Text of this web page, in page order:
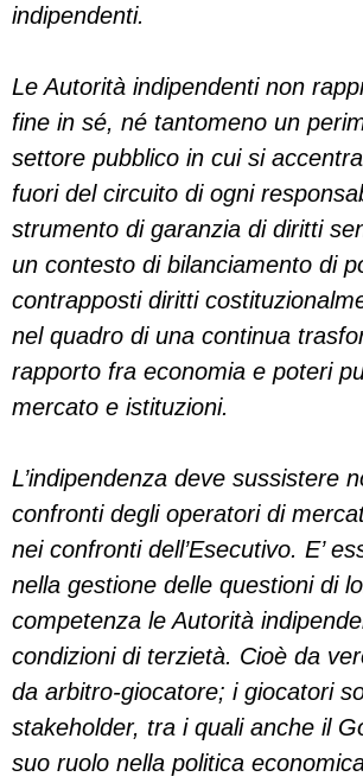
indipendenti.
Le Autorità indipendenti non
fine in sé, né tantomeno un
settore pubblico in cui si
fuori del circuito di ogni
strumento di garanzia di diritti
un contesto di bilanciamento di
contrapposti diritti
nel quadro di una continua
rapporto fra economia e poteri
mercato e istituzioni.
L’indipendenza deve sussistere
confronti degli operatori di
nei confronti dell’Esecutivo. E’
nella gestione delle questioni di
competenza le Autorità
condizioni di terzietà. Cioè da
da arbitro-giocatore; i giocatori
stakeholder, tra i quali anche il
suo ruolo nella politica